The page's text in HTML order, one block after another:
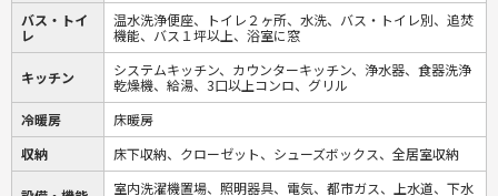
バス・トイ
レ
温水洗浄便座、トイレ２ヶ所、水洗、バス・トイレ別、追焚
機能、バス１坪以上、浴室に窓
キッチン
システムキッチン、カウンターキッチン、浄水器、食器洗浄
乾燥機、給湯、3口以上コンロ、グリル
冷暖房
床暖房
収納
床下収納、クローゼット、シューズボックス、全居室収納
室内洗濯機置場、照明器具、電気、都市ガス、上水道、下水